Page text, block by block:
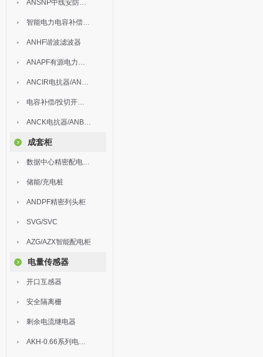
ANSNP中线安防保护器
智能电力电容补偿装置
ANHF谐波滤波器
ANAPF有源电力滤波器
ANCIR电抗器/ANHPD300谐波保护器
电容补偿/投切开关/ARC
ANCK电抗器/ANBSMJ自愈式低压并联电容器
成套柜
数据中心精密配电监控装置
储能/充电桩
ANDPF精密列头柜
SVG/SVC
AZG/AZX智能配电柜
电量传感器
开口互感器
安全隔离栅
剩余电流继电器
AKH-0.66系列电流互感器